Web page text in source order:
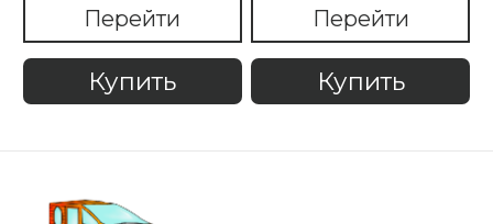
Перейти
Купить
Перейти
Купить